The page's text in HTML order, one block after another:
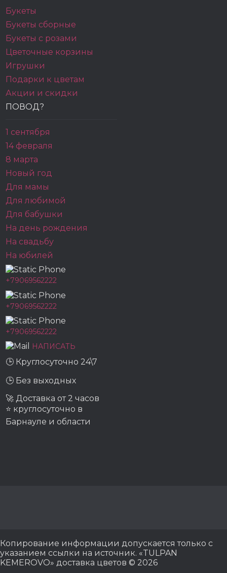
Букеты
Букеты сборные
Букеты с розами
Цветочные корзины
Игрушки
Подарки к цветам
Акции и скидки
ПОВОД?
1 сентября
14 февраля
8 марта
Новый год
Для мамы
Для любимой
Для бабушки
На день рождения
На свадьбу
На юбилей
+79069562222
+79069562222
+79069562222
НАПИСАТЬ
🕒 Круглосуточно 24\7
🕒 Без выходных
🚀 Доставка от 2 часов
⭐ круглосуточно в
Барнауле и области
Копирование информации допускается только с
указанием ссылки на источник. «TULPAN
KEMEROVO» доставка цветов © 2026